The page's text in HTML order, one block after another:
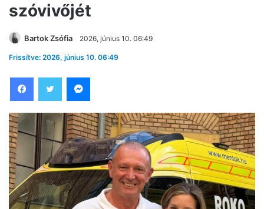
szóvivőjét
Bartok Zsófia 2026, június 10. 06:49
Frissítve: 2026, június 10. 06:49